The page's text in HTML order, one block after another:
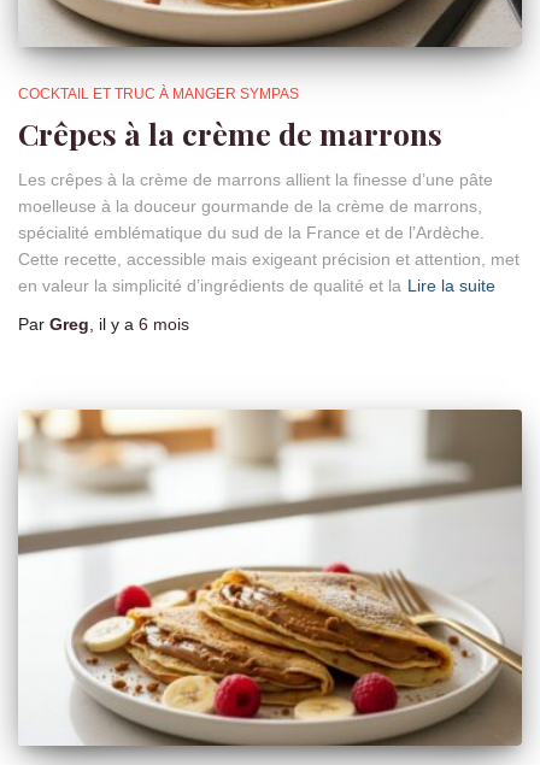
COCKTAIL ET TRUC À MANGER SYMPAS
Crêpes à la crème de marrons
Les crêpes à la crème de marrons allient la finesse d’une pâte
moelleuse à la douceur gourmande de la crème de marrons,
spécialité emblématique du sud de la France et de l’Ardèche.
Cette recette, accessible mais exigeant précision et attention, met
en valeur la simplicité d’ingrédients de qualité et la Lire la suite
Par Greg , il y a 6 mois